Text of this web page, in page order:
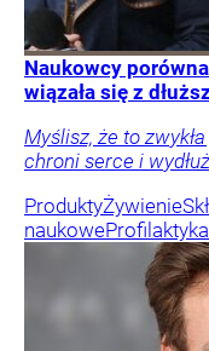
Naukowcy
wiązała się z
Myślisz, że to
chroni serce i
ProduktyŻywienie
naukowe